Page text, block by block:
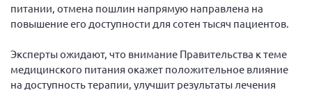
Общероссийская РС
Архангельская область
Брянская область
питании, отмена пошлин напрямую направлена на
повышение его доступности для сотен тысяч пациентов.
Эксперты ожидают, что внимание Правительства к теме
медицинского питания окажет положительное влияние
на доступность терапии, улучшит результаты лечения